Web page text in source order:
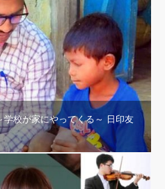
学校が家にやってくる～ 日印友